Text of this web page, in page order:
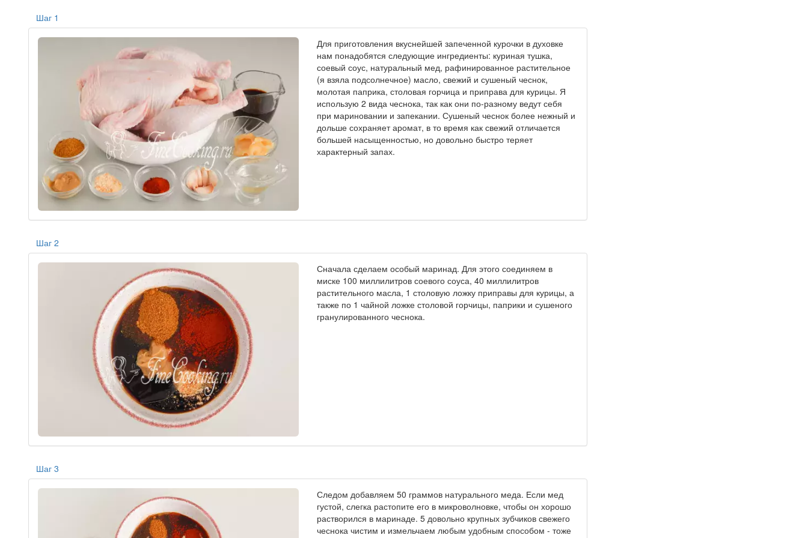
Шаг 1
Для приготовления вкуснейшей запеченной курочки в духовке
нам понадобятся следующие ингредиенты: куриная тушка,
соевый соус, натуральный мед, рафинированное растительное
(я взяла подсолнечное) масло, свежий и сушеный чеснок,
молотая паприка, столовая горчица и приправа для курицы. Я
использую 2 вида чеснока, так как они по-разному ведут себя
при мариновании и запекании. Сушеный чеснок более нежный и
дольше сохраняет аромат, в то время как свежий отличается
большей насыщенностью, но довольно быстро теряет
характерный запах.
Шаг 2
Сначала сделаем особый маринад. Для этого соединяем в
миске 100 миллилитров соевого соуса, 40 миллилитров
растительного масла, 1 столовую ложку приправы для курицы, а
также по 1 чайной ложке столовой горчицы, паприки и сушеного
гранулированного чеснока.
Шаг 3
Следом добавляем 50 граммов натурального меда. Если мед
густой, слегка растопите его в микроволновке, чтобы он хорошо
растворился в маринаде. 5 довольно крупных зубчиков свежего
чеснока чистим и измельчаем любым удобным способом - тоже